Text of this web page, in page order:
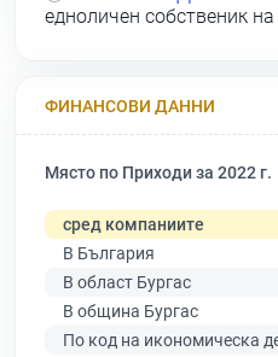
едноличен собственик
ФИНАНСОВИ ДАННИ
Място по Приходи за 2022 г.
сред компаниите
В България
В област Бургас
В община Бургас
По код на икономическа